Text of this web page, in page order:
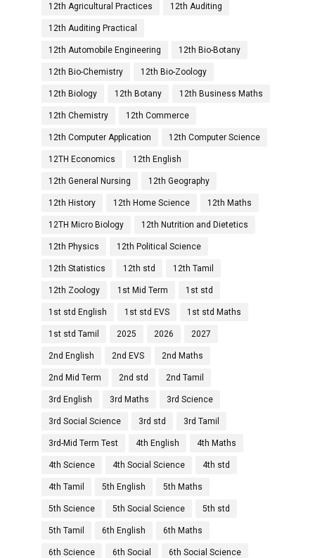
12th Agricultural Practices 12th Auditing
12th Auditing Practical
12th Automobile Engineering 12th Bio-Botany
12th Bio-Chemistry 12th Bio-Zoology
12th Biology 12th Botany 12th Business Maths
12th Chemistry 12th Commerce
12th Computer Application 12th Computer Science
12TH Economics 12th English
12th General Nursing 12th Geography
12th History 12th Home Science 12th Maths
12TH Micro Biology 12th Nutrition and Dietetics
12th Physics 12th Political Science
12th Statistics 12th std 12th Tamil
12th Zoology 1st Mid Term 1st std
1st std English 1st std EVS 1st std Maths
1st std Tamil 2025 2026 2027
2nd English 2nd EVS 2nd Maths
2nd Mid Term 2nd std 2nd Tamil
3rd English 3rd Maths 3rd Science
3rd Social Science 3rd std 3rd Tamil
3rd-Mid Term Test 4th English 4th Maths
4th Science 4th Social Science 4th std
4th Tamil 5th English 5th Maths
5th Science 5th Social Science 5th std
5th Tamil 6th English 6th Maths
6th Science 6th Social 6th Social Science